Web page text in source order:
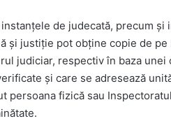
de judecată, precum
și justiție pot obține copie de
judiciar, respectiv în baza
și care se adresează
persoana fizică sau